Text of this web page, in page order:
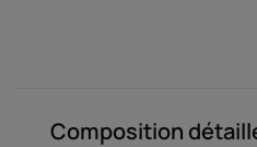
Composition